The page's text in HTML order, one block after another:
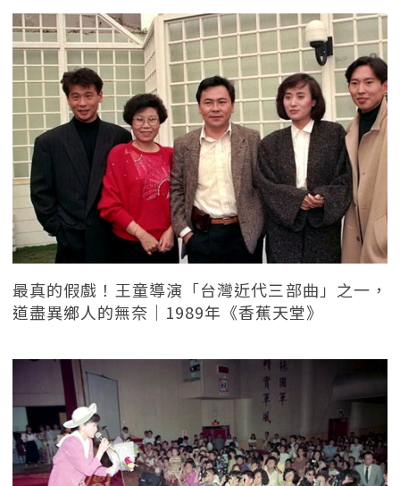
最真的假戲！王童導演「台灣近代三部曲」之一，
道盡異鄉人的無奈｜1989年《香蕉天堂》